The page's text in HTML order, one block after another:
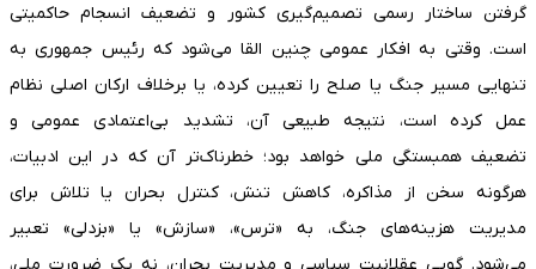
گرفتن ساختار رسمی تصمیم‌گیری کشور و تضعیف انسجام حاکمیتی
است. وقتی به افکار عمومی چنین القا می‌شود که رئیس جمهوری به
تنهایی مسیر جنگ یا صلح را تعیین کرده، یا برخلاف ارکان اصلی نظام
عمل کرده است، نتیجه طبیعی آن، تشدید بی‌اعتمادی عمومی و
تضعیف همبستگی ملی خواهد بود؛ خطرناک‌تر آن که در این ادبیات،
هرگونه سخن از مذاکره، کاهش تنش، کنترل بحران یا تلاش برای
مدیریت هزینه‌های جنگ، به «ترس»، «سازش» یا «بزدلی» تعبیر
می‌شود. گویی عقلانیت سیاسی و مدیریت بحران، نه یک ضرورت ملی،